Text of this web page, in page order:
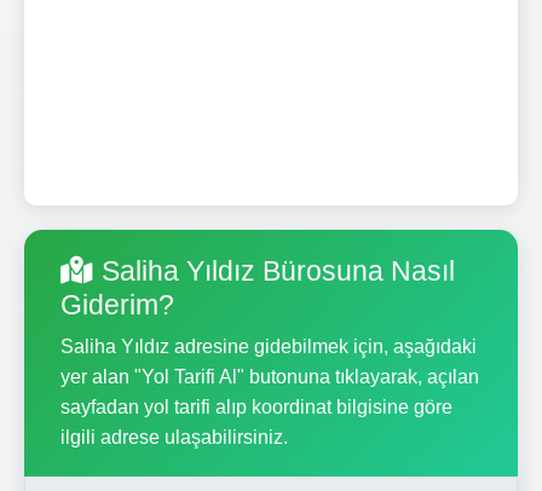
Saliha Yıldız Bürosuna Nasıl
Giderim?
Saliha Yıldız adresine gidebilmek için, aşağıdaki
yer alan "Yol Tarifi Al" butonuna tıklayarak, açılan
sayfadan yol tarifi alıp koordinat bilgisine göre
ilgili adrese ulaşabilirsiniz.